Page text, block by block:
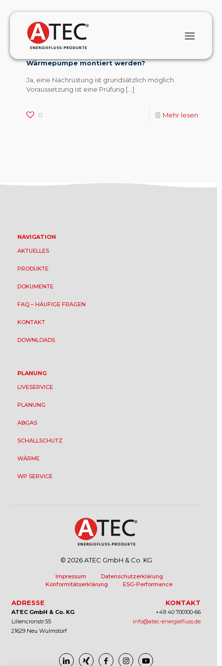
January 1, 2024
Kann eine ATEC Schallschutzhaube
Wärmepumpe montiert werden?
Ja, eine Nachrüstung ist grundsätzlich möglich.
Voraussetzung ist eine Prüfung […]
0 Mehr lesen
NAVIGATION
AKTUELLES
PRODUKTE
DOKUMENTE
FAQ – HÄUFIGE FRAGEN
KONTAKT
DOWNLOADS
PLANUNG
LIVESERVICE
PLANUNG
ABGAS
SCHALLSCHUTZ
WÄRME
WP SERVICE
© 2026 ATEC GmbH & Co. KG
Impressum
Datenschutzerklärung
Konformitätserklärung
ESG-Performance
ADRESSE
ATEC GmbH & Co. KG
Liliencronstr.55
21629 Neu Wulmstorf
KONTAKT
+49 40 700100-66
info@atec-energiefluss.de